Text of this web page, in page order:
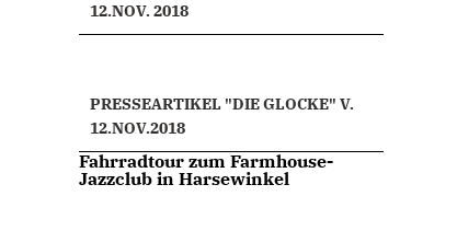
12.NOV. 2018
PRESSEARTIKEL "DIE GLOCKE" V.
12.NOV.2018
Fahrradtour zum Farmhouse-
Jazzclub in Harsewinkel